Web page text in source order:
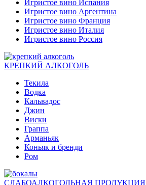
Игристое вино Испания
Игристое вино Аргентина
Игристое вино Франция
Игристое вино Италия
Игристое вино Россия
КРЕПКИЙ АЛКОГОЛЬ
Текила
Водка
Кальвадос
Джин
Виски
Граппа
Арманьяк
Коньяк и бренди
Ром
СЛАБОАЛКОГОЛЬНАЯ ПРОДУКЦИЯ